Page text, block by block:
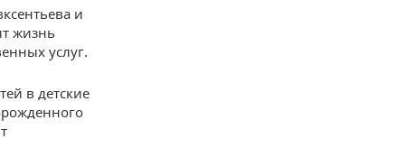
и
жизнь
услуг.
в детские